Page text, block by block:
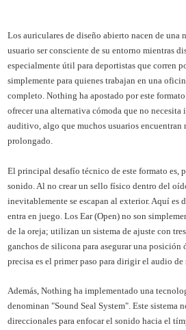
Los auriculares de diseño abierto nacen de una
usuario ser consciente de su entorno mientras
especialmente útil para deportistas que corren
simplemente para quienes trabajan en una
completo. Nothing ha apostado por este
ofrecer una alternativa cómoda que no necesita
auditivo, algo que muchos usuarios encuentran
prolongado.
El principal desafío técnico de este formato es,
sonido. Al no crear un sello físico dentro del
inevitablemente se escapan al exterior. Aquí es
entra en juego. Los Ear (Open) no son
de la oreja; utilizan un sistema de ajuste con
ganchos de silicona para asegurar una posición
precisa es el primer paso para dirigir el audio de
Además, Nothing ha implementado una
denominan "Sound Seal System". Este sistema
direccionales para enfocar el sonido hacia el